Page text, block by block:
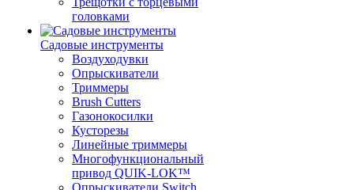
головками
Садовые инструменты
Воздуходувки
Опрыскиватели
Триммеры
Brush Cutters
Газонокосилки
Кусторезы
Линейные триммеры
Многофункциональный
привод QUIK-LOK™
Опрыскиватели Switch